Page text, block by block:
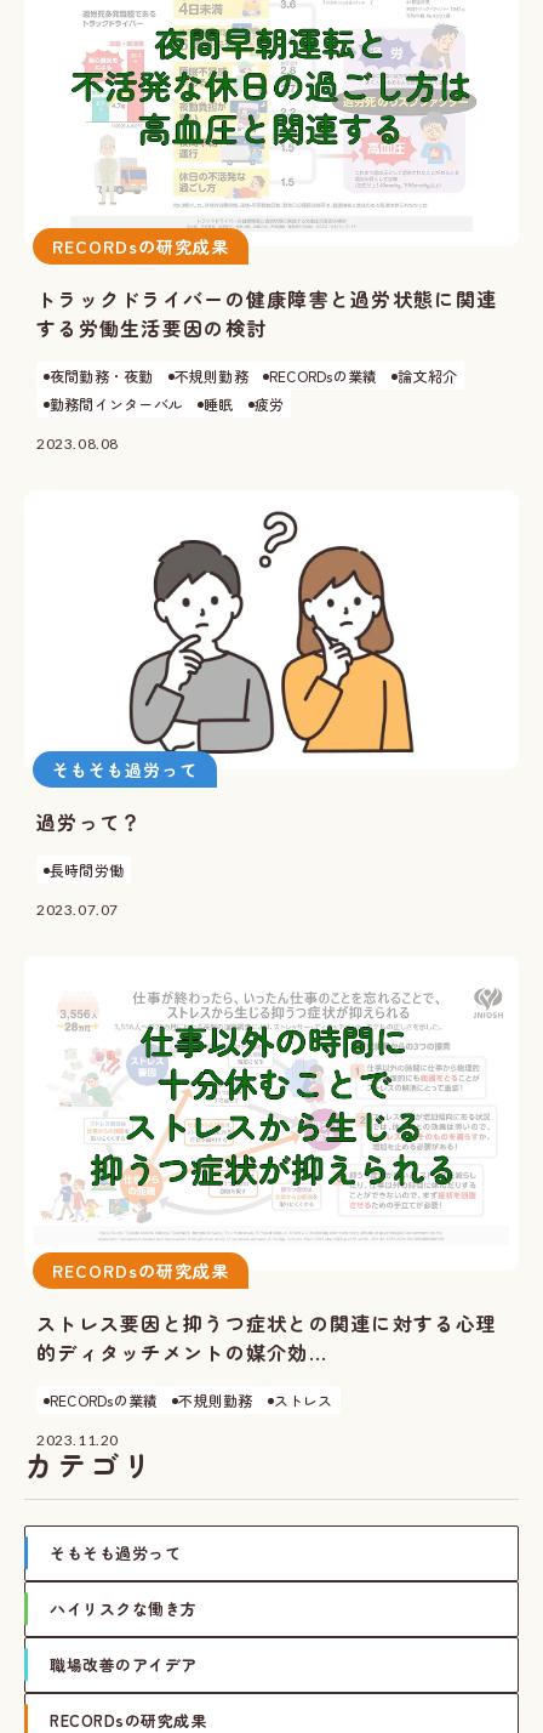
RECORDsの研究成果
トラックドライバーの健康障害と過労状態に関連
する労働生活要因の検討
夜間勤務・夜勤 不規則勤務 RECORDsの業績
論文紹介
勤務間インターバル
睡眠 疲労
2023.08.08
そもそも過労って
過労って？
長時間労働
2023.07.07
RECORDsの研究成果
ストレス要因と抑うつ症状との関連に対する心理
的ディタッチメントの媒介効...
RECORDsの業績 不規則勤務 ストレス
2023.11.20
カテゴリ
そもそも過労って
ハイリスクな働き方
職場改善のアイデア
RECORDsの研究成果